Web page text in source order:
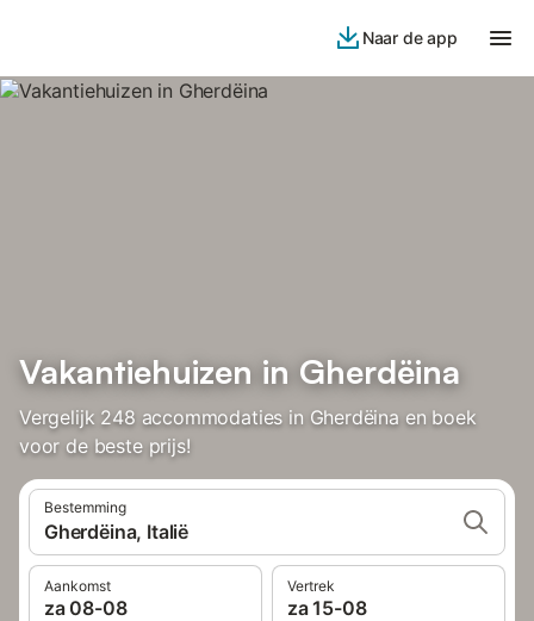
Naar de app
Vakantiehuizen in Gherdëina
Vergelijk 248 accommodaties in Gherdëina en boek
voor de beste prijs!
Bestemming
Gherdëina, Italië
Aankomst
za 08-08
Vertrek
za 15-08